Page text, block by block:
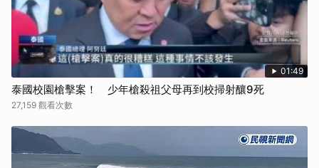
01:49
泰國校園槍擊案！ 少年槍殺祖父母再到校掃射釀9死
27,159 觀看次數